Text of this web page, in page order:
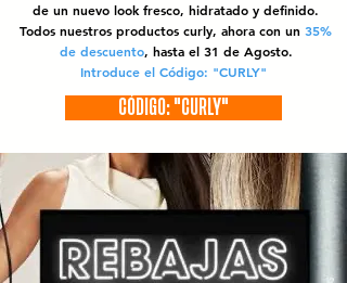
de un nuevo look fresco, hidratado y definido.
Todos nuestros productos curly, ahora con un 35%
de descuento, hasta el 31 de Agosto.
Introduce el Código: "CURLY"
CÓDIGO: "CURLY"